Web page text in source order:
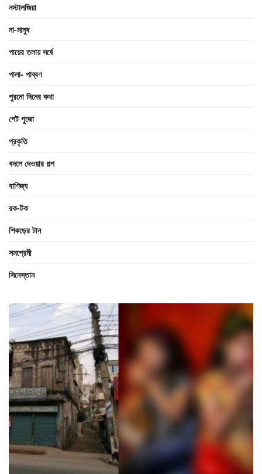
নস্টালজিয়া
না-মানুষ
পায়ের তলায় সর্ষে
পালা- পাব্বণ
পুরনো দিনের কথা
পেট পুজো
প্রকৃতি
বদলে দেওয়ার গল্প
বাণিজ্য
রক-টক
শিকড়ের টান
সমপ্রেমী
সিনেস্তান